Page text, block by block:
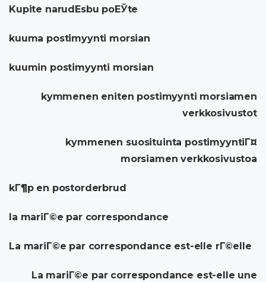
Kupite narudЕѕbu poЕЎte
kuuma postimyynti morsian
kuumin postimyynti morsian
kymmenen eniten postimyynti morsiamen
verkkosivustot
kymmenen suosituinta postimyyntiГ¤
morsiamen verkkosivustoa
kГ¶p en postorderbrud
la mariГ©e par correspondance
La mariГ©e par correspondance est-elle rГ©elle
La mariГ©e par correspondance est-elle une